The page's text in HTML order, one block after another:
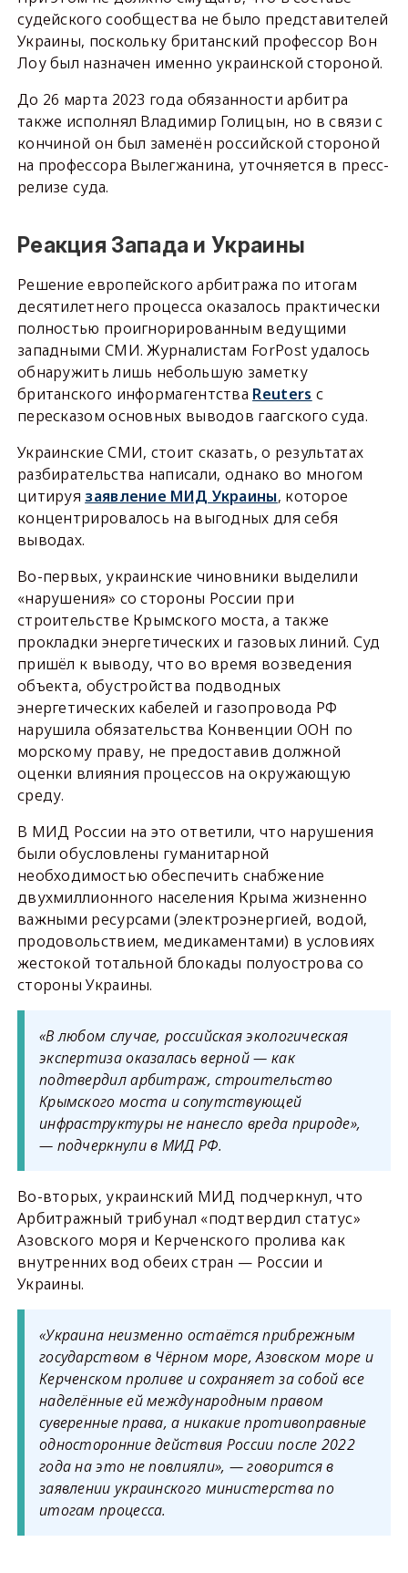
судейского сообщества не было представителей
Украины, поскольку британский профессор Вон
Лоу был назначен именно украинской стороной.
До 26 марта 2023 года обязанности арбитра
также исполнял Владимир Голицын, но в связи с
кончиной он был заменён российской стороной
на профессора Вылегжанина, уточняется в пресс-
релизе суда.
Реакция Запада и Украины
Решение европейского арбитража по итогам
десятилетнего процесса оказалось практически
полностью проигнорированным ведущими
западными СМИ. Журналистам ForPost удалось
обнаружить лишь небольшую заметку
британского информагентства Reuters с
пересказом основных выводов гаагского суда.
Украинские СМИ, стоит сказать, о результатах
разбирательства написали, однако во многом
цитируя заявление МИД Украины, которое
концентрировалось на выгодных для себя
выводах.
Во-первых, украинские чиновники выделили
«нарушения» со стороны России при
строительстве Крымского моста, а также
прокладки энергетических и газовых линий. Суд
пришёл к выводу, что во время возведения
объекта, обустройства подводных
энергетических кабелей и газопровода РФ
нарушила обязательства Конвенции ООН по
морскому праву, не предоставив должной
оценки влияния процессов на окружающую
среду.
В МИД России на это ответили, что нарушения
были обусловлены гуманитарной
необходимостью обеспечить снабжение
двухмиллионного населения Крыма жизненно
важными ресурсами (электроэнергией, водой,
продовольствием, медикаментами) в условиях
жестокой тотальной блокады полуострова со
стороны Украины.
«В любом случае, российская экологическая
экспертиза оказалась верной — как
подтвердил арбитраж, строительство
Крымского моста и сопутствующей
инфраструктуры не нанесло вреда природе»,
— подчеркнули в МИД РФ.
Во-вторых, украинский МИД подчеркнул, что
Арбитражный трибунал «подтвердил статус»
Азовского моря и Керченского пролива как
внутренних вод обеих стран — России и
Украины.
«Украина неизменно остаётся прибрежным
государством в Чёрном море, Азовском море и
Керченском проливе и сохраняет за собой все
наделённые ей международным правом
суверенные права, а никакие противоправные
односторонние действия России после 2022
года на это не повлияли», — говорится в
заявлении украинского министерства по
итогам процесса.